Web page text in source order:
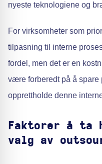
nyeste teknologiene og
For virksomheter som
tilpasning til interne
fordel, men det er en
være forberedt på å spare
opprettholde denne
Faktorer å ta
valg av